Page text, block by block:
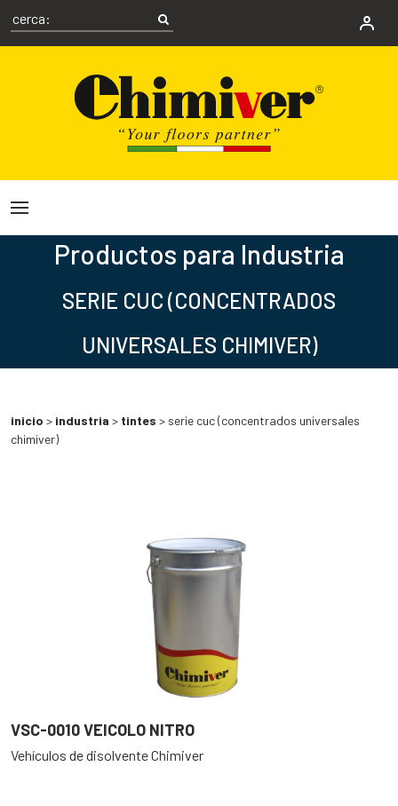
Productos para Industria
SERIE CUC (CONCENTRADOS
UNIVERSALES CHIMIVER)
inicio > industria > tintes > serie cuc (concentrados universales
chimiver)
VSC-0010 VEICOLO NITRO
Vehículos de disolvente Chimiver